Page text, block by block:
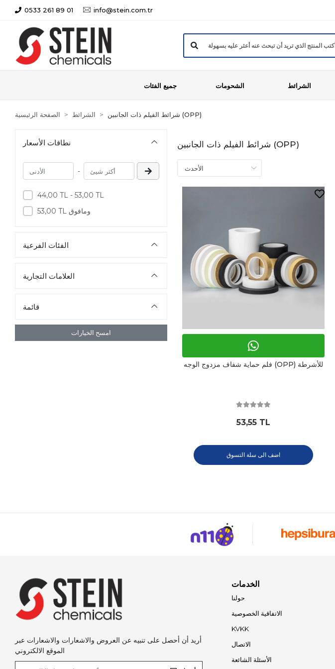
0533 261 89 01 info@stein.com.tr
جميع الفئات الشحومات الشرائط
الصفحة الرئيسية الشرائط شرائط الفيلم ذات الجانبين (OPP)
نطاقات الأسعار
-
44,00 TL - 53,00 TL
53,00 TL ومافوق
الفئات الفرعية
العلامات التجارية
قائمة
امسح الخيارات
شرائط الفيلم ذات الجانبين (OPP)
فلم حماية شفاف مزدوج الوجه (OPP) للأشرطة
53,55 TL
اضف الى سلة التسوق
أريد أن أحصل على تنبيه عن العروض والاشعارات والاشعارات عبر
الموقع الالكتروني
الخدمات
حولنا
الاتفاقية الخصوصية
KVKK
الاتصال
الأسئلة الشائعة